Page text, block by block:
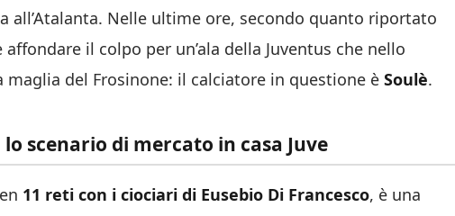
all’Atalanta. Nelle ultime ore, secondo quanto riportato
il colpo per un’ala della Juventus che nello
del Frosinone: il calciatore in questione è Soulè.
scenario di mercato in casa Juve
11 reti con i ciociari di Eusebio Di Francesco, è una